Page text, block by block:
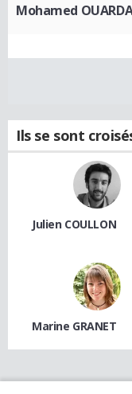
Mohamed
Ils se sont
Julien COULLON
Marine GRANET